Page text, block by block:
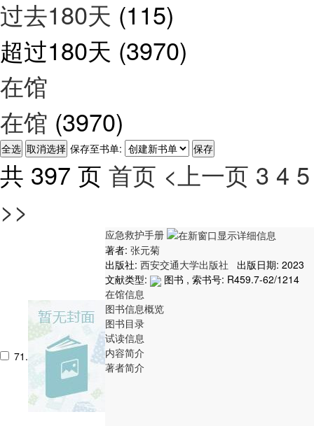
过去180天 (115)
超过180天 (3970)
在馆
在馆 (3970)
保存至书单:
共 397 页 首页 <上一页 3 4 5
>>
71.
应急救护手册
著者: 张元菊
出版社: 西安交通大学出版社
出版日期: 2023
文献类型:
图书 , 索书号: R459.7-62/1214
在馆信息
图书信息概览
图书目录
试读信息
内容简介
著者简介